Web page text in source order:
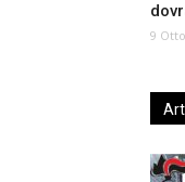
9